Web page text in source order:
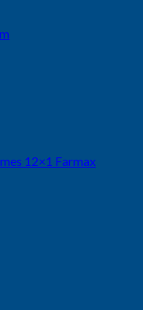
12×1 Farmax